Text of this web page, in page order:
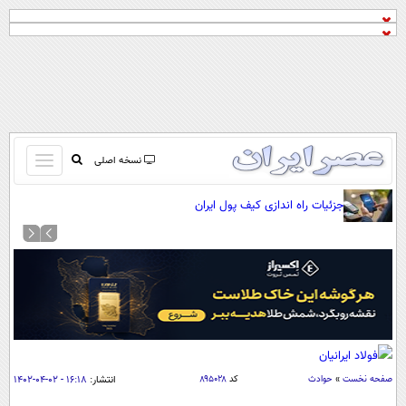
نسخه اصلی
باز
و
کردن
صفحه اول
آرشیو
نظرسنجی
آب و هوا
اوقات شرعی
سواد زندگی
جزئیات راه اندازی کیف پول ایران
صفحه نخست » حوادث کد ۸۹۵۰۲۸ انتشار: ۱۶:۱۸ - ۰۲-۰۴-۱۴۰۲